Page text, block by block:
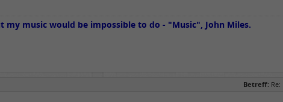
my music would be impossible to do - "Music", John Miles.
Betreff: